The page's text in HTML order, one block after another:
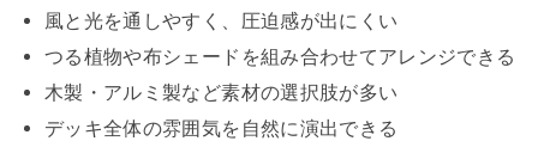
風と光を通しやすく、圧迫感が出にくい
つる植物や布シェードを組み合わせてアレンジできる
木製・アルミ製など素材の選択肢が多い
デッキ全体の雰囲気を自然に演出できる